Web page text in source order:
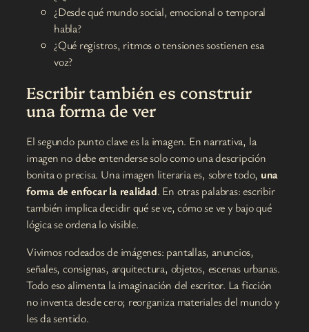
¿Desde qué mundo social, emocional o temporal
habla?
¿Qué registros, ritmos o tensiones sostienen esa
voz?
Escribir también es construir
una forma de ver
El segundo punto clave es la imagen. En narrativa, la
imagen no debe entenderse solo como una descripción
bonita o precisa. Una imagen literaria es, sobre todo, una
forma de enfocar la realidad. En otras palabras: escribir
también implica decidir qué se ve, cómo se ve y bajo qué
lógica se ordena lo visible.
Vivimos rodeados de imágenes: pantallas, anuncios,
señales, consignas, arquitectura, objetos, escenas urbanas.
Todo eso alimenta la imaginación del escritor. La ficción
no inventa desde cero; reorganiza materiales del mundo y
les da sentido.